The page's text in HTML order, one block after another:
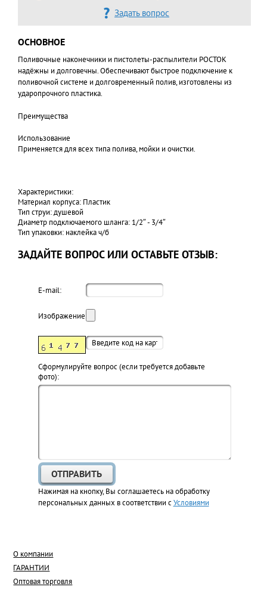
Задать вопрос
ОСНОВНОЕ
Поливочные наконечники и пистолеты-распылители РОСТОК
надёжны и долговечны. Обеспечивают быстрое подключение к
поливочной системе и долговременный полив, изготовлены из
ударопрочного пластика.
Преимущества
Использование
Применяется для всех типа полива, мойки и очистки.
Характеристики:
Материал корпуса: Пластик
Тип струи: душевой
Диаметр подключаемого шланга: 1/2″ - 3/4″
Тип упаковки: наклейка ч/б
ЗАДАЙТЕ ВОПРОС ИЛИ ОСТАВЬТЕ ОТЗЫВ:
E-mail:
Изображение:
Cформулируйте вопрос (если требуется добавьте
фото):
Нажимая на кнопку, Вы соглашаетесь на обработку
персональных данных в соответствии сУсловиями
О компании
ГАРАНТИИ
Оптовая торговля